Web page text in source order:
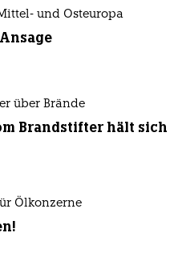
und Osteuropa
über Brände
Brandstifter hält sich
Ölkonzerne